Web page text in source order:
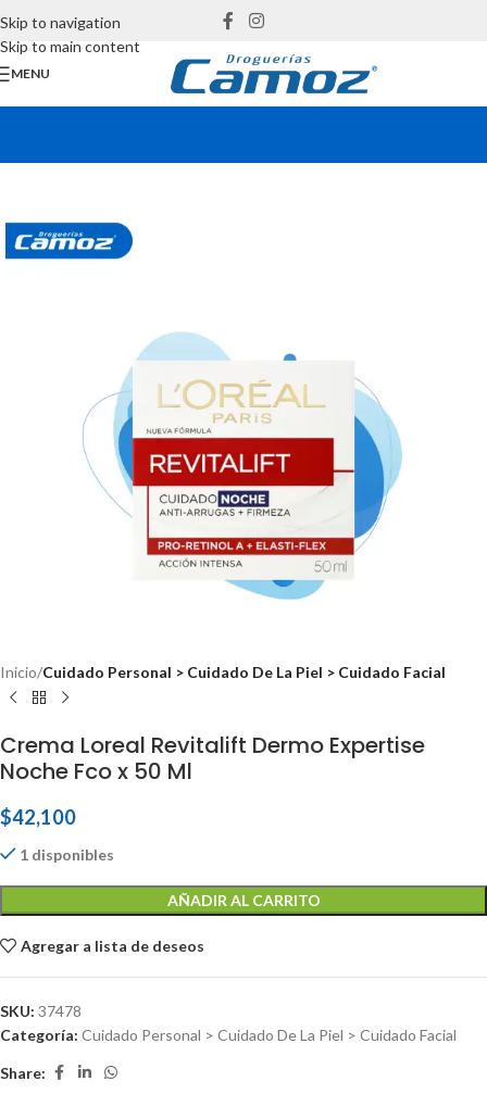
Skip to navigation
Skip to main content
MENU
Inicio Cuidado Personal > Cuidado De La Piel > Cuidado Facial
Crema Loreal Revitalift Dermo Expertise
Noche Fco x 50 Ml
$42,100
1 disponibles
AÑADIR AL CARRITO
Agregar a lista de deseos
SKU: 37478
Categoría: Cuidado Personal > Cuidado De La Piel > Cuidado Facial
Share: